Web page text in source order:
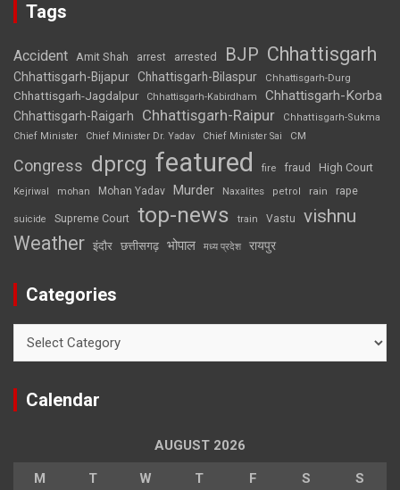
Tags
Accident Amit Shah arrest arrested BJP Chhattisgarh
Chhattisgarh-Bijapur Chhattisgarh-Bilaspur Chhattisgarh-Durg
Chhattisgarh-Jagdalpur Chhattisgarh-Kabirdham Chhattisgarh-Korba
Chhattisgarh-Raigarh Chhattisgarh-Raipur
Chhattisgarh-Sukma
Chief Minister
Chief Minister Dr. Yadav Chief Minister Sai CM
Congress dprcg featured fire fraud High Court
Kejriwal mohan Mohan Yadav Murder Naxalites petrol rain rape
suicide Supreme Court top-news train Vastu vishnu
Weather इंदौर छत्तीसगढ़ भोपाल मध्य प्रदेश रायपुर
Categories
Calendar
AUGUST 2026
M T W T F S S